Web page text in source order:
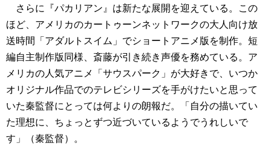
さらに『パカリアン』は新たな展開を迎えている。この
ほど、アメリカのカートゥーンネットワークの大人向け放
送時間「アダルトスイム」でショートアニメ版を制作。短
編自主制作版同様、斎藤が引き続き声優を務めている。ア
メリカの人気アニメ「サウスパーク」が大好きで、いつか
オリジナル作品でのテレビシリーズを手がけたいと思って
いた秦監督にとっては何よりの朗報だ。「自分の描いてい
た理想に、ちょっとずつ近づいているようでうれしいで
す」（秦監督）。